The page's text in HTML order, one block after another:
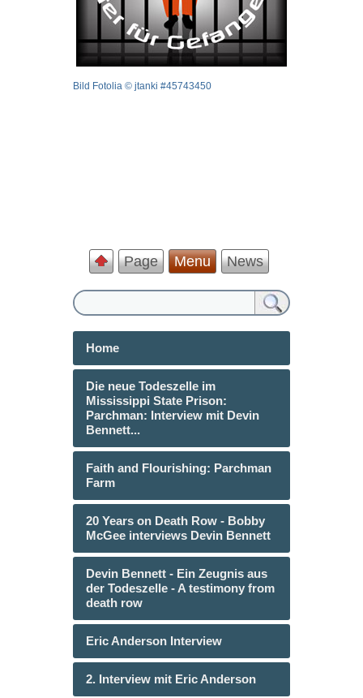
Bild Fotolia © jtanki #45743450
Page Menu News
Home
Die neue Todeszelle im
Mississippi State Prison:
Parchman: Interview mit Devin
Bennett...
Faith and Flourishing: Parchman
Farm
20 Years on Death Row - Bobby
McGee interviews Devin Bennett
Devin Bennett - Ein Zeugnis aus
der Todeszelle - A testimony from
death row
Eric Anderson Interview
2. Interview mit Eric Anderson